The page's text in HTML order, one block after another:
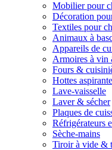
Mobilier pour
Décoration
Textiles pour
Animaux à
Appareils de
Armoires à vin
Fours &
Hottes
Lave-vaisselle
Laver & sécher
Plaques de
Réfrigérateurs
Sèche-mains
Tiroir à vide &